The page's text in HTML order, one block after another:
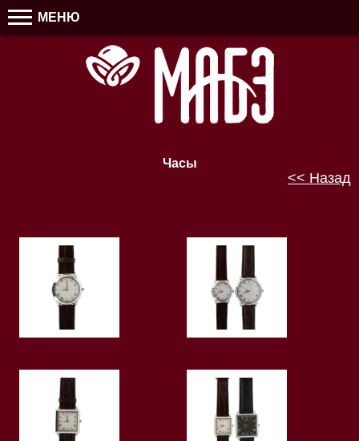
МЕНЮ
Часы
<< Назад